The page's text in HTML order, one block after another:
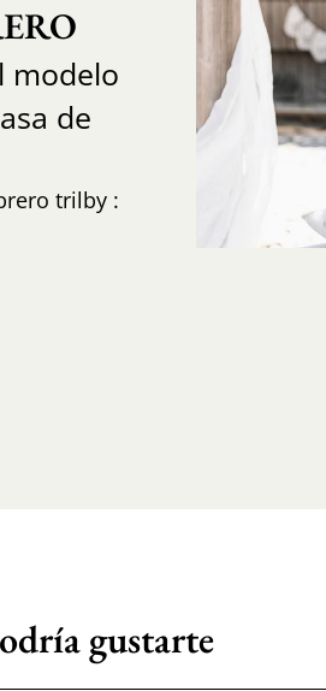
modelo
de
trilby :
gustarte